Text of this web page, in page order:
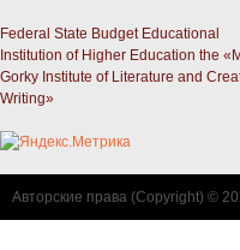
Federal State Budget Educational
Institution of Higher Education the
Gorky Institute of Literature and
Writing»
Авторские права (Copyright) ©